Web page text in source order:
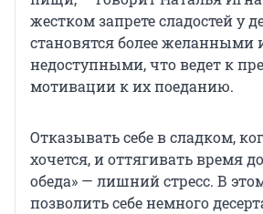
жестком запрете сладостей у
становятся более желанными
недоступными, что ведет к
мотивации к их поеданию.
Отказывать себе в сладком,
хочется, и оттягивать время
обеда» — лишний стресс. В
позволить себе немного